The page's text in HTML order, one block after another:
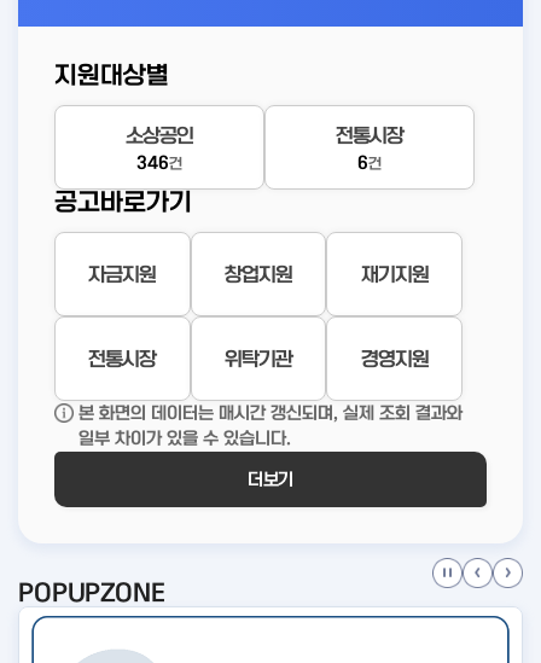
지원대상별
소상공인
346건
전통시장
6건
공고바로가기
자금지원 창업지원 재기지원
전통시장 위탁기관 경영지원
본 화면의 데이터는 매시간 갱신되며, 실제 조회 결과와
일부 차이가 있을 수 있습니다.
더보기
POPUPZONE